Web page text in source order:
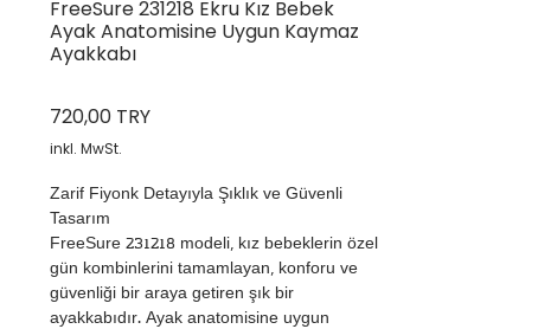
FreeSure 231218 Ekru Kız Bebek
Ayak Anatomisine Uygun Kaymaz
Ayakkabı
720,00 TRYPreis
inkl. MwSt.
Zarif Fiyonk Detayıyla Şıklık ve Güvenli
Tasarım
FreeSure 231218 modeli, kız bebeklerin özel
gün kombinlerini tamamlayan, konforu ve
güvenliği bir araya getiren şık bir
ayakkabıdır. Ayak anatomisine uygun